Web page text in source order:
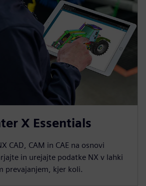
X Essentials
CAD, CAM in CAE na osnovi
in urejajte podatke NX v lahki
prevajanjem, kjer koli.